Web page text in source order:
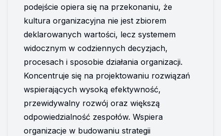
podejście opiera się na przekonaniu, że
kultura organizacyjna nie jest zbiorem
deklarowanych wartości, lecz systemem
widocznym w codziennych decyzjach,
procesach i sposobie działania organizacji.
Koncentruje się na projektowaniu rozwiązań
wspierających wysoką efektywność,
przewidywalny rozwój oraz większą
odpowiedzialność zespołów. Wspiera
organizacje w budowaniu strategii